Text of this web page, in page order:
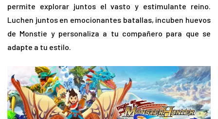
permite explorar juntos el vasto y estimulante reino.
Luchen juntos en emocionantes batallas, incuben huevos
de Monstie y personaliza a tu compañero para que se
adapte a tu estilo.